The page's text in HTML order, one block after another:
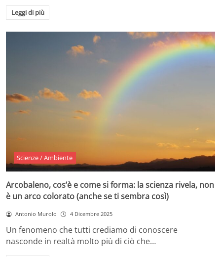
Leggi di più
Scienze / Ambiente
Arcobaleno, cos’è e come si forma: la scienza rivela, non
è un arco colorato (anche se ti sembra così)
Antonio Murolo 4 Dicembre 2025
Un fenomeno che tutti crediamo di conoscere
nasconde in realtà molto più di ciò che…